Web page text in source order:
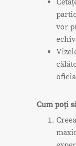
vor
Cum poți